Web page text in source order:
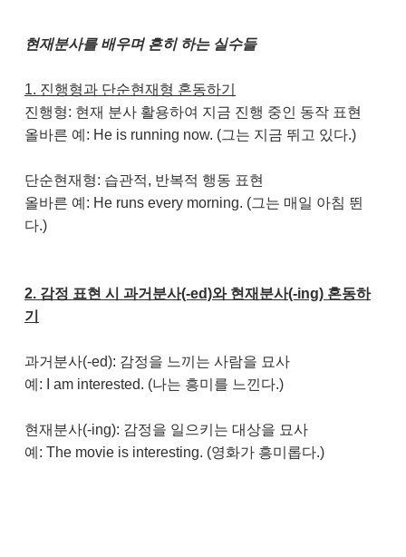
현재분사를 배우며 흔히 하는 실수들
1. 진행형과 단순현재형 혼동하기
진행형: 현재 분사 활용하여 지금 진행 중인 동작 표현
올바른 예: He is running now. (그는 지금 뛰고 있다.)
단순현재형: 습관적, 반복적 행동 표현
올바른 예: He runs every morning. (그는 매일 아침 뛴
다.)
2. 감정 표현 시 과거분사(-ed)와 현재분사(-ing) 혼동하
기
과거분사(-ed): 감정을 느끼는 사람을 묘사
예: I am interested. (나는 흥미를 느낀다.)
현재분사(-ing): 감정을 일으키는 대상을 묘사
예: The movie is interesting. (영화가 흥미롭다.)